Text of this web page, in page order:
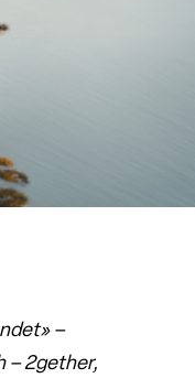
–
– 2gether,